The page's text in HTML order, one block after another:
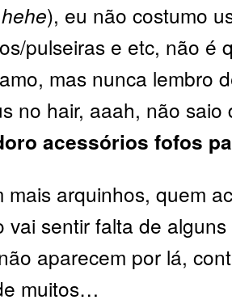
), eu não costumo
pulseiras e etc, não é
mas nunca lembro
no hair, aaah, não saio
acessórios fofos
mais arquinhos, quem
vai sentir falta de
aparecem por lá,
muitos…